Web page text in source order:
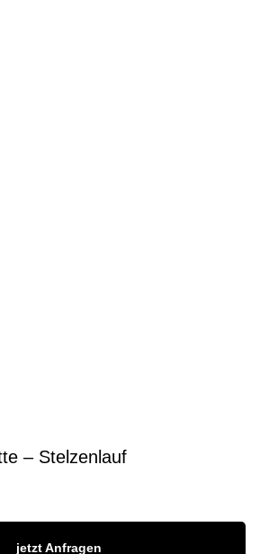
– Stelzenlauf
jetzt Anfragen